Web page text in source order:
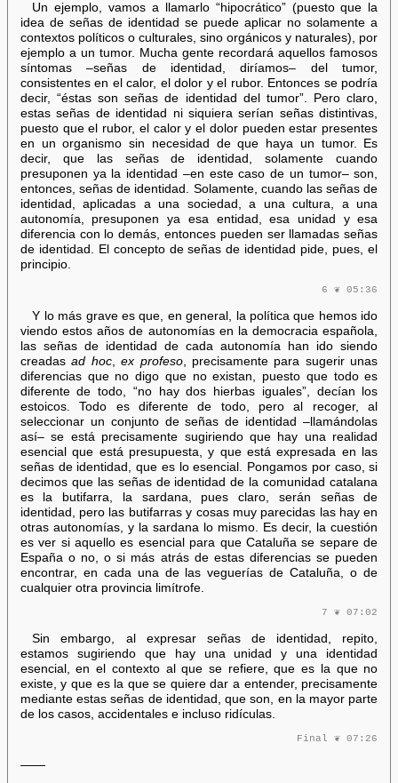
Un ejemplo, vamos a llamarlo “hipocrático” (puesto que la
idea de señas de identidad se puede aplicar no solamente a
contextos políticos o culturales, sino orgánicos y naturales), por
ejemplo a un tumor. Mucha gente recordará aquellos famosos
síntomas –señas de identidad, diríamos– del tumor,
consistentes en el calor, el dolor y el rubor. Entonces se podría
decir, “éstas son señas de identidad del tumor”. Pero claro,
estas señas de identidad ni siquiera serían señas distintivas,
puesto que el rubor, el calor y el dolor pueden estar presentes
en un organismo sin necesidad de que haya un tumor. Es
decir, que las señas de identidad, solamente cuando
presuponen ya la identidad –en este caso de un tumor– son,
entonces, señas de identidad. Solamente, cuando las señas de
identidad, aplicadas a una sociedad, a una cultura, a una
autonomía, presuponen ya esa entidad, esa unidad y esa
diferencia con lo demás, entonces pueden ser llamadas señas
de identidad. El concepto de señas de identidad pide, pues, el
principio.
6 ❦ 05:36
Y lo más grave es que, en general, la política que hemos ido
viendo estos años de autonomías en la democracia española,
las señas de identidad de cada autonomía han ido siendo
creadasad hoc,ex profeso, precisamente para sugerir unas
diferencias que no digo que no existan, puesto que todo es
diferente de todo, “no hay dos hierbas iguales”, decían los
estoicos. Todo es diferente de todo, pero al recoger, al
seleccionar un conjunto de señas de identidad –llamándolas
así– se está precisamente sugiriendo que hay una realidad
esencial que está presupuesta, y que está expresada en las
señas de identidad, que es lo esencial. Pongamos por caso, si
decimos que las señas de identidad de la comunidad catalana
es la butifarra, la sardana, pues claro, serán señas de
identidad, pero las butifarras y cosas muy parecidas las hay en
otras autonomías, y la sardana lo mismo. Es decir, la cuestión
es ver si aquello es esencial para que Cataluña se separe de
España o no, o si más atrás de estas diferencias se pueden
encontrar, en cada una de las veguerías de Cataluña, o de
cualquier otra provincia limítrofe.
7 ❦ 07:02
Sin embargo, al expresar señas de identidad, repito,
estamos sugiriendo que hay una unidad y una identidad
esencial, en el contexto al que se refiere, que es la que no
existe, y que es la que se quiere dar a entender, precisamente
mediante estas señas de identidad, que son, en la mayor parte
de los casos, accidentales e incluso ridículas.
Final ❦ 07:26
——